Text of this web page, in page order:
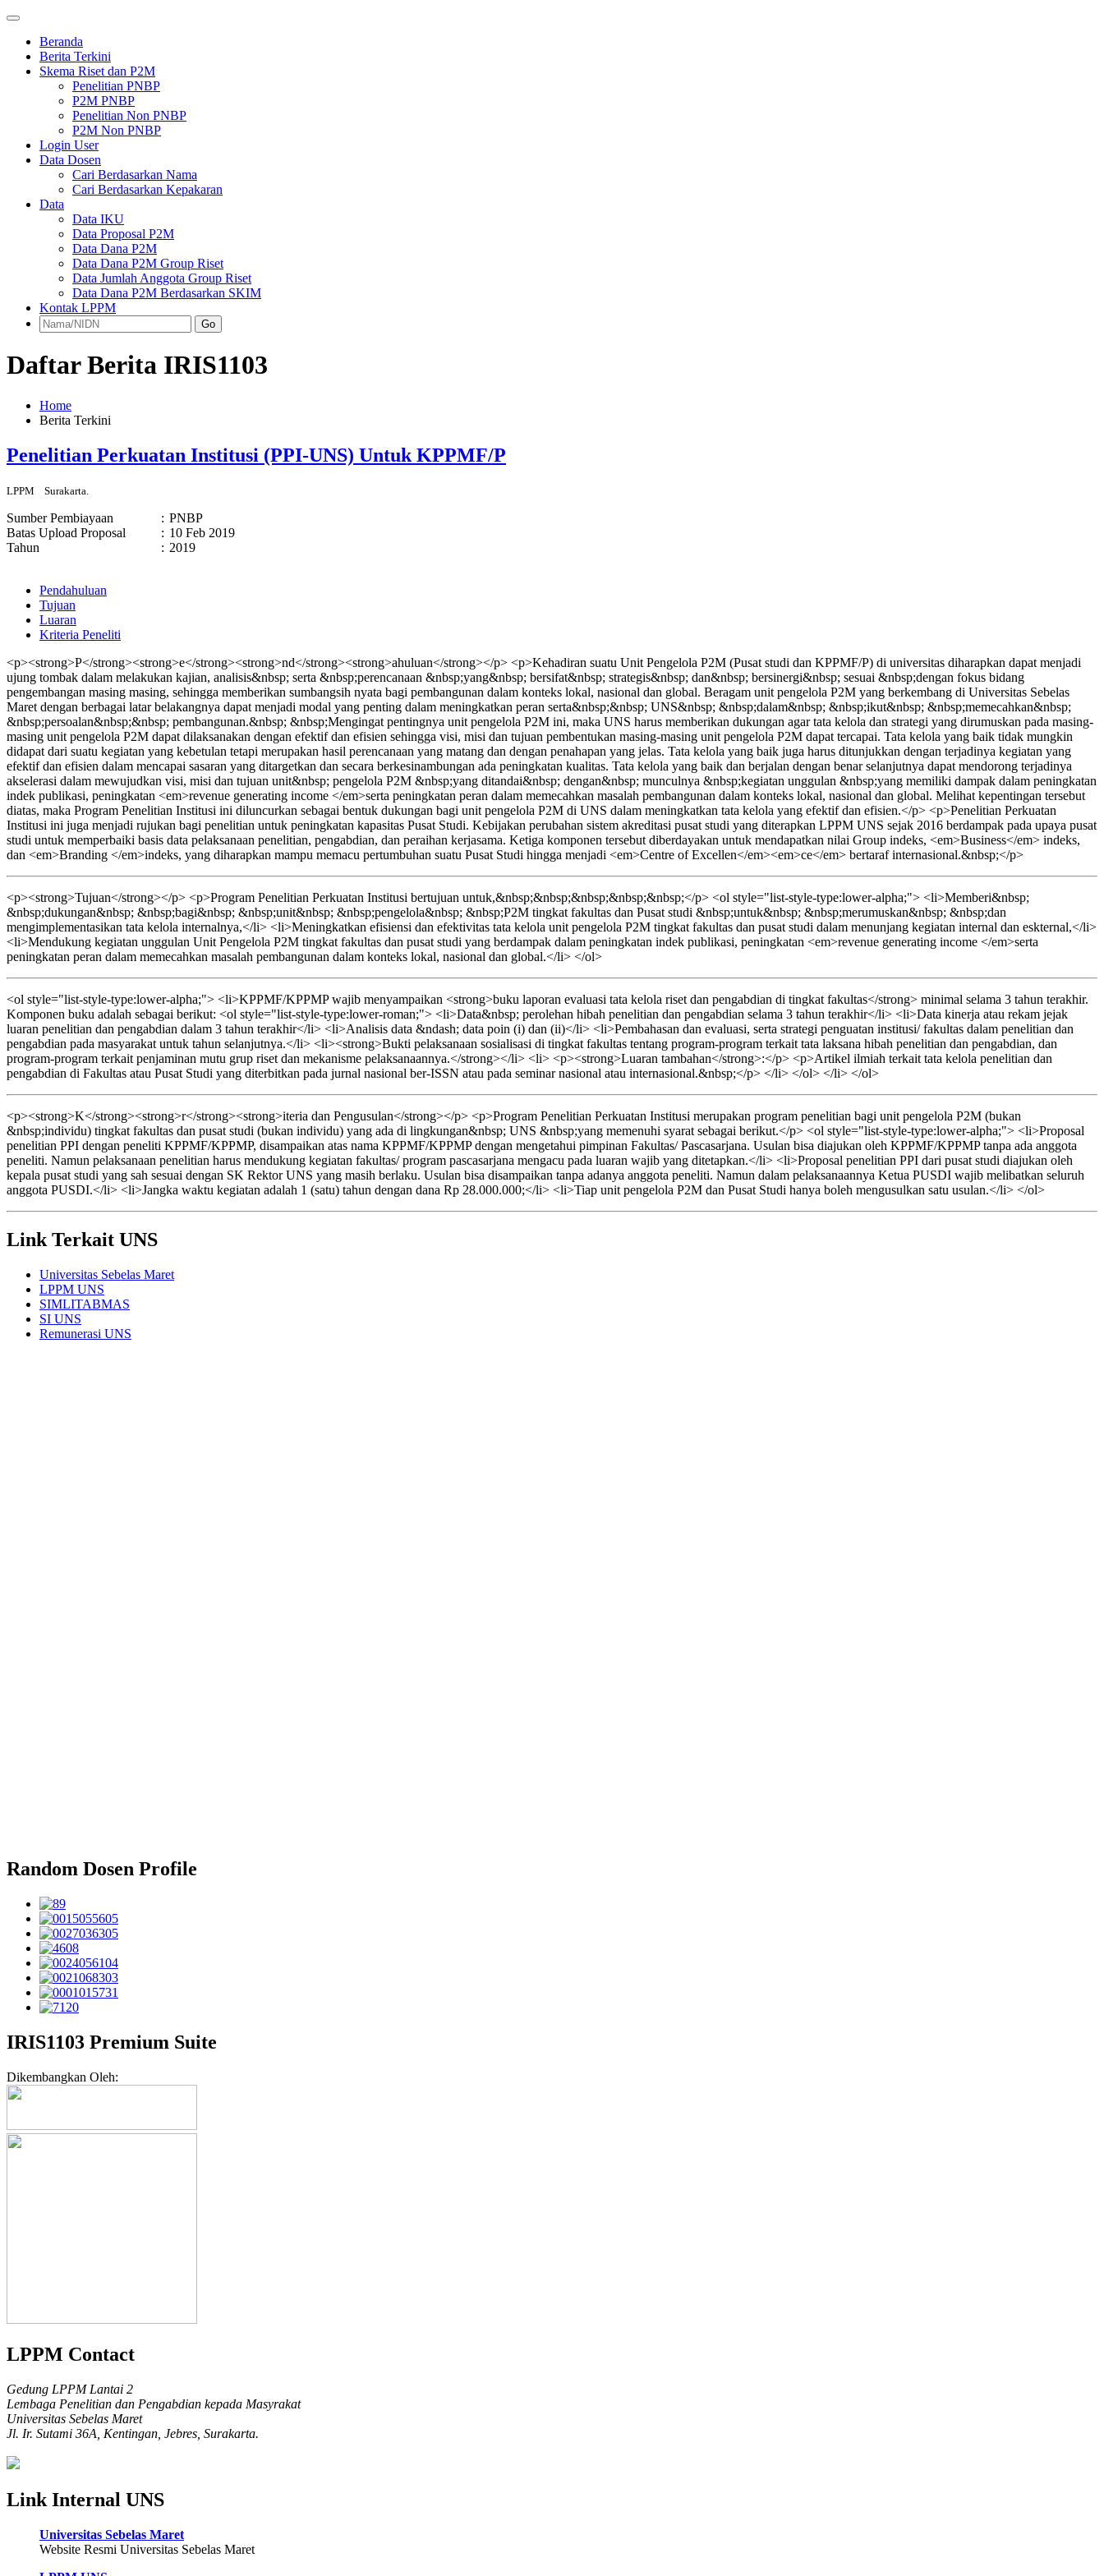
Beranda
Berita Terkini
Skema Riset dan P2M
Penelitian PNBP
P2M PNBP
Penelitian Non PNBP
P2M Non PNBP
Login User
Data Dosen
Cari Berdasarkan Nama
Cari Berdasarkan Kepakaran
Data
Data IKU
Data Proposal P2M
Data Dana P2M
Data Dana P2M Group Riset
Data Jumlah Anggota Group Riset
Data Dana P2M Berdasarkan SKIM
Kontak LPPM
Go
Daftar Berita IRIS1103
Home
Berita Terkini
Penelitian Perkuatan Institusi (PPI-UNS) Untuk KPPMF/P
LPPM Surakarta.
Sumber Pembiayaan : PNBP
Batas Upload Proposal
: 10 Feb 2019
Tahun
: 2019
Pendahuluan
Tujuan
Luaran
Kriteria Peneliti
<p><strong>P</strong><strong>e</strong><strong>nd</strong><strong>ahuluan</strong></p> <p>Kehadiran suatu Unit Pengelola P2M (Pusat studi dan KPPMF/P) di universitas diharapkan dapat menjadi
ujung tombak dalam melakukan kajian, analisis&nbsp; serta &nbsp;perencanaan &nbsp;yang&nbsp; bersifat&nbsp; strategis&nbsp; dan&nbsp; bersinergi&nbsp; sesuai &nbsp;dengan fokus bidang
pengembangan masing masing, sehingga memberikan sumbangsih nyata bagi pembangunan dalam konteks lokal, nasional dan global. Beragam unit pengelola P2M yang berkembang di Universitas Sebelas
Maret dengan berbagai latar belakangnya dapat menjadi modal yang penting dalam meningkatkan peran serta&nbsp;&nbsp; UNS&nbsp; &nbsp;dalam&nbsp; &nbsp;ikut&nbsp; &nbsp;memecahkan&nbsp;
&nbsp;persoalan&nbsp;&nbsp; pembangunan.&nbsp; &nbsp;Mengingat pentingnya unit pengelola P2M ini, maka UNS harus memberikan dukungan agar tata kelola dan strategi yang dirumuskan pada masing-
masing unit pengelola P2M dapat dilaksanakan dengan efektif dan efisien sehingga visi, misi dan tujuan pembentukan masing-masing unit pengelola P2M dapat tercapai. Tata kelola yang baik tidak mungkin
didapat dari suatu kegiatan yang kebetulan tetapi merupakan hasil perencanaan yang matang dan dengan penahapan yang jelas. Tata kelola yang baik juga harus ditunjukkan dengan terjadinya kegiatan yang
efektif dan efisien dalam mencapai sasaran yang ditargetkan dan secara berkesinambungan ada peningkatan kualitas. Tata kelola yang baik dan berjalan dengan benar selanjutnya dapat mendorong terjadinya
akselerasi dalam mewujudkan visi, misi dan tujuan unit&nbsp; pengelola P2M &nbsp;yang ditandai&nbsp; dengan&nbsp; munculnya &nbsp;kegiatan unggulan &nbsp;yang memiliki dampak dalam peningkatan
indek publikasi, peningkatan <em>revenue generating income </em>serta peningkatan peran dalam memecahkan masalah pembangunan dalam konteks lokal, nasional dan global. Melihat kepentingan tersebut
diatas, maka Program Penelitian Institusi ini diluncurkan sebagai bentuk dukungan bagi unit pengelola P2M di UNS dalam meningkatkan tata kelola yang efektif dan efisien.</p> <p>Penelitian Perkuatan
Institusi ini juga menjadi rujukan bagi penelitian untuk peningkatan kapasitas Pusat Studi. Kebijakan perubahan sistem akreditasi pusat studi yang diterapkan LPPM UNS sejak 2016 berdampak pada upaya pusat
studi untuk memperbaiki basis data pelaksanaan penelitian, pengabdian, dan peraihan kerjasama. Ketiga komponen tersebut diberdayakan untuk mendapatkan nilai Group indeks, <em>Business</em> indeks,
dan <em>Branding </em>indeks, yang diharapkan mampu memacu pertumbuhan suatu Pusat Studi hingga menjadi <em>Centre of Excellen</em><em>ce</em> bertaraf internasional.&nbsp;</p>
<p><strong>Tujuan</strong></p> <p>Program Penelitian Perkuatan Institusi bertujuan untuk,&nbsp;&nbsp;&nbsp;&nbsp;&nbsp;</p> <ol style="list-style-type:lower-alpha;"> <li>Memberi&nbsp;
&nbsp;dukungan&nbsp; &nbsp;bagi&nbsp; &nbsp;unit&nbsp; &nbsp;pengelola&nbsp; &nbsp;P2M tingkat fakultas dan Pusat studi &nbsp;untuk&nbsp; &nbsp;merumuskan&nbsp; &nbsp;dan
mengimplementasikan tata kelola internalnya,</li> <li>Meningkatkan efisiensi dan efektivitas tata kelola unit pengelola P2M tingkat fakultas dan pusat studi dalam menunjang kegiatan internal dan eskternal,</li>
<li>Mendukung kegiatan unggulan Unit Pengelola P2M tingkat fakultas dan pusat studi yang berdampak dalam peningkatan indek publikasi, peningkatan <em>revenue generating income </em>serta
peningkatan peran dalam memecahkan masalah pembangunan dalam konteks lokal, nasional dan global.</li> </ol>
<ol style="list-style-type:lower-alpha;"> <li>KPPMF/KPPMP wajib menyampaikan <strong>buku laporan evaluasi tata kelola riset dan pengabdian di tingkat fakultas</strong> minimal selama 3 tahun terakhir.
Komponen buku adalah sebagai berikut: <ol style="list-style-type:lower-roman;"> <li>Data&nbsp; perolehan hibah penelitian dan pengabdian selama 3 tahun terakhir</li> <li>Data kinerja atau rekam jejak
luaran penelitian dan pengabdian dalam 3 tahun terakhir</li> <li>Analisis data &ndash; data poin (i) dan (ii)</li> <li>Pembahasan dan evaluasi, serta strategi penguatan institusi/ fakultas dalam penelitian dan
pengabdian pada masyarakat untuk tahun selanjutnya.</li> <li><strong>Bukti pelaksanaan sosialisasi di tingkat fakultas tentang program-program terkait tata laksana hibah penelitian dan pengabdian, dan
program-program terkait penjaminan mutu grup riset dan mekanisme pelaksanaannya.</strong></li> <li> <p><strong>Luaran tambahan</strong>:</p> <p>Artikel ilmiah terkait tata kelola penelitian dan
pengabdian di Fakultas atau Pusat Studi yang diterbitkan pada jurnal nasional ber-ISSN atau pada seminar nasional atau internasional.&nbsp;</p> </li> </ol> </li> </ol>
<p><strong>K</strong><strong>r</strong><strong>iteria dan Pengusulan</strong></p> <p>Program Penelitian Perkuatan Institusi merupakan program penelitian bagi unit pengelola P2M (bukan
&nbsp;individu) tingkat fakultas dan pusat studi (bukan individu) yang ada di lingkungan&nbsp; UNS &nbsp;yang memenuhi syarat sebagai berikut.</p> <ol style="list-style-type:lower-alpha;"> <li>Proposal
penelitian PPI dengan peneliti KPPMF/KPPMP, disampaikan atas nama KPPMF/KPPMP dengan mengetahui pimpinan Fakultas/ Pascasarjana. Usulan bisa diajukan oleh KPPMF/KPPMP tanpa ada anggota
peneliti. Namun pelaksanaan penelitian harus mendukung kegiatan fakultas/ program pascasarjana mengacu pada luaran wajib yang ditetapkan.</li> <li>Proposal penelitian PPI dari pusat studi diajukan oleh
kepala pusat studi yang sah sesuai dengan SK Rektor UNS yang masih berlaku. Usulan bisa disampaikan tanpa adanya anggota peneliti. Namun dalam pelaksanaannya Ketua PUSDI wajib melibatkan seluruh
anggota PUSDI.</li> <li>Jangka waktu kegiatan adalah 1 (satu) tahun dengan dana Rp 28.000.000;</li> <li>Tiap unit pengelola P2M dan Pusat Studi hanya boleh mengusulkan satu usulan.</li> </ol>
Link Terkait UNS
Universitas Sebelas Maret
LPPM UNS
SIMLITABMAS
SI UNS
Remunerasi UNS
Random Dosen Profile
IRIS1103 Premium Suite
Dikembangkan Oleh:
LPPM Contact
Gedung LPPM Lantai 2
Lembaga Penelitian dan Pengabdian kepada Masyrakat
Universitas Sebelas Maret
Jl. Ir. Sutami 36A, Kentingan, Jebres, Surakarta.
Link Internal UNS
Universitas Sebelas Maret
Website Resmi Universitas Sebelas Maret